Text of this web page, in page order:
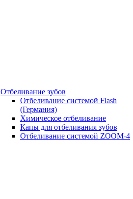
Отбеливание зубов
Отбеливание системой Flash
(Германия)
Химическое отбеливание
Капы для отбеливания зубов
Отбеливание системой ZOOM-4